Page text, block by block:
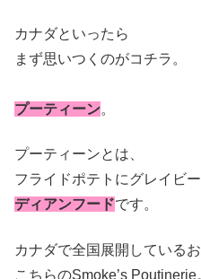
カナダといったら
まず思いつくのがコチラ。
プーティーン。
プーティーンとは、
フライドポテトにグレイビ
ディアンフードです。
カナダで全国展開しているお
こちらのSmoke’s Poutinerie